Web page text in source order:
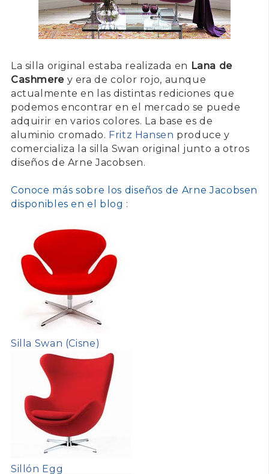
La silla original estaba realizada en Lana de
Cashmerey era de color rojo, aunque
actualmente en las distintas rediciones que
podemos encontrar en el mercado se puede
adquirir en varios colores. La base es de
aluminio cromado. Fritz Hansen produce y
comercializa la silla Swan original junto a otros
diseños de Arne Jacobsen.
Conoce más sobre los diseños de Arne Jacobsen
disponibles en el blog :
Silla Swan (Cisne)
Sillón Egg